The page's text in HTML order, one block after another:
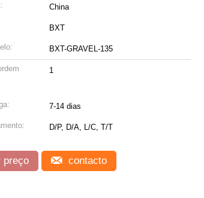
China
BXT
BXT-GRAVEL-135
1
7-14 dias
D/P, D/A, L/C, T/T
preço contacto